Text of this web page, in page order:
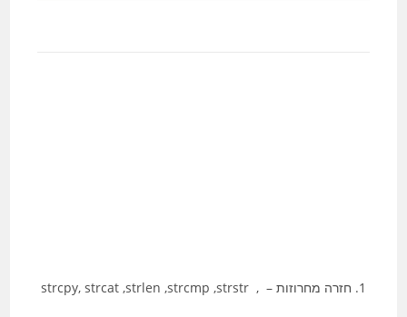
חזרה מחרוזות – , strcpy, strcat ,strlen ,strcmp ,strstr